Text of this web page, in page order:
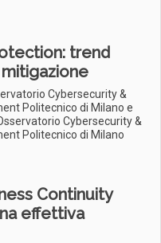
trend
Cybersecurity &
Politecnico di Milano e
Cybersecurity &
Politecnico di Milano
Continuity
effettiva